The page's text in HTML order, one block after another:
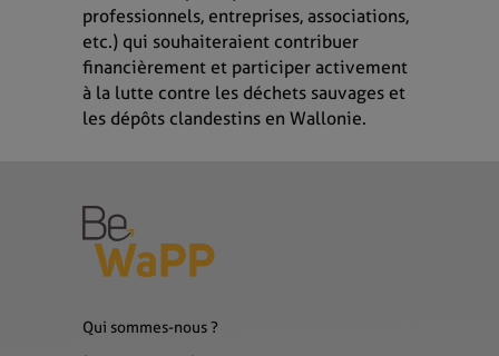
professionnels, entreprises, associations,
etc.) qui souhaiteraient contribuer
financièrement et participer activement
à la lutte contre les déchets sauvages et
les dépôts clandestins en Wallonie.
Qui sommes-nous ?